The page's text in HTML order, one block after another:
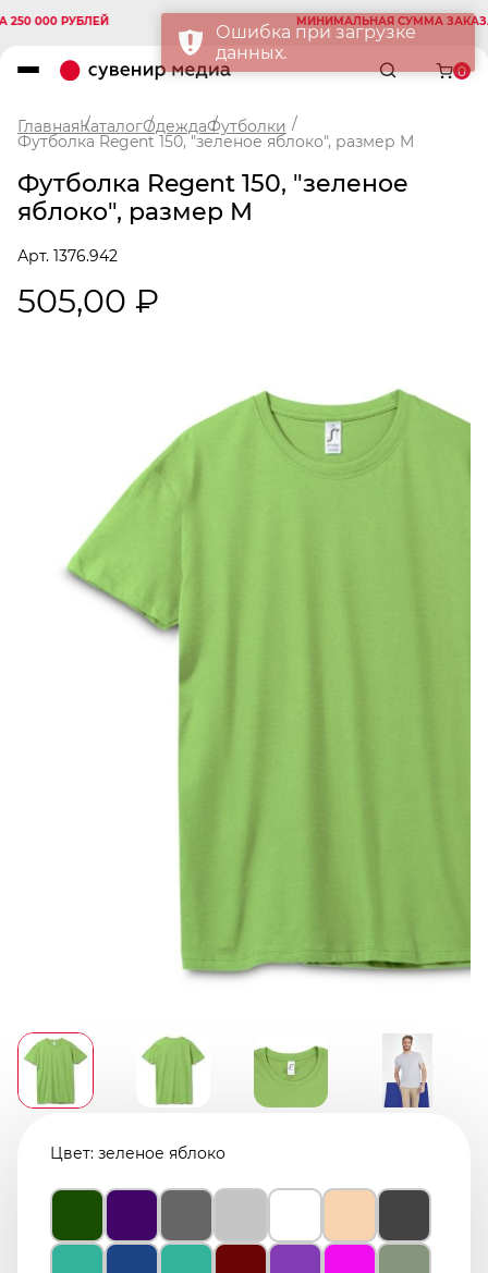
РУБЛЕЙ МИНИМАЛЬНАЯ СУММА ЗАКАЗА
0
ГлавнаяКаталогОдеждаФутболки
Футболка Regent 150, "зеленое яблоко", размер M
Футболка Regent 150, "зеленое
яблоко", размер M
Арт. 1376.942
505,00 ₽
Цвет: зеленое яблоко
Ошибка при загрузке
данных.